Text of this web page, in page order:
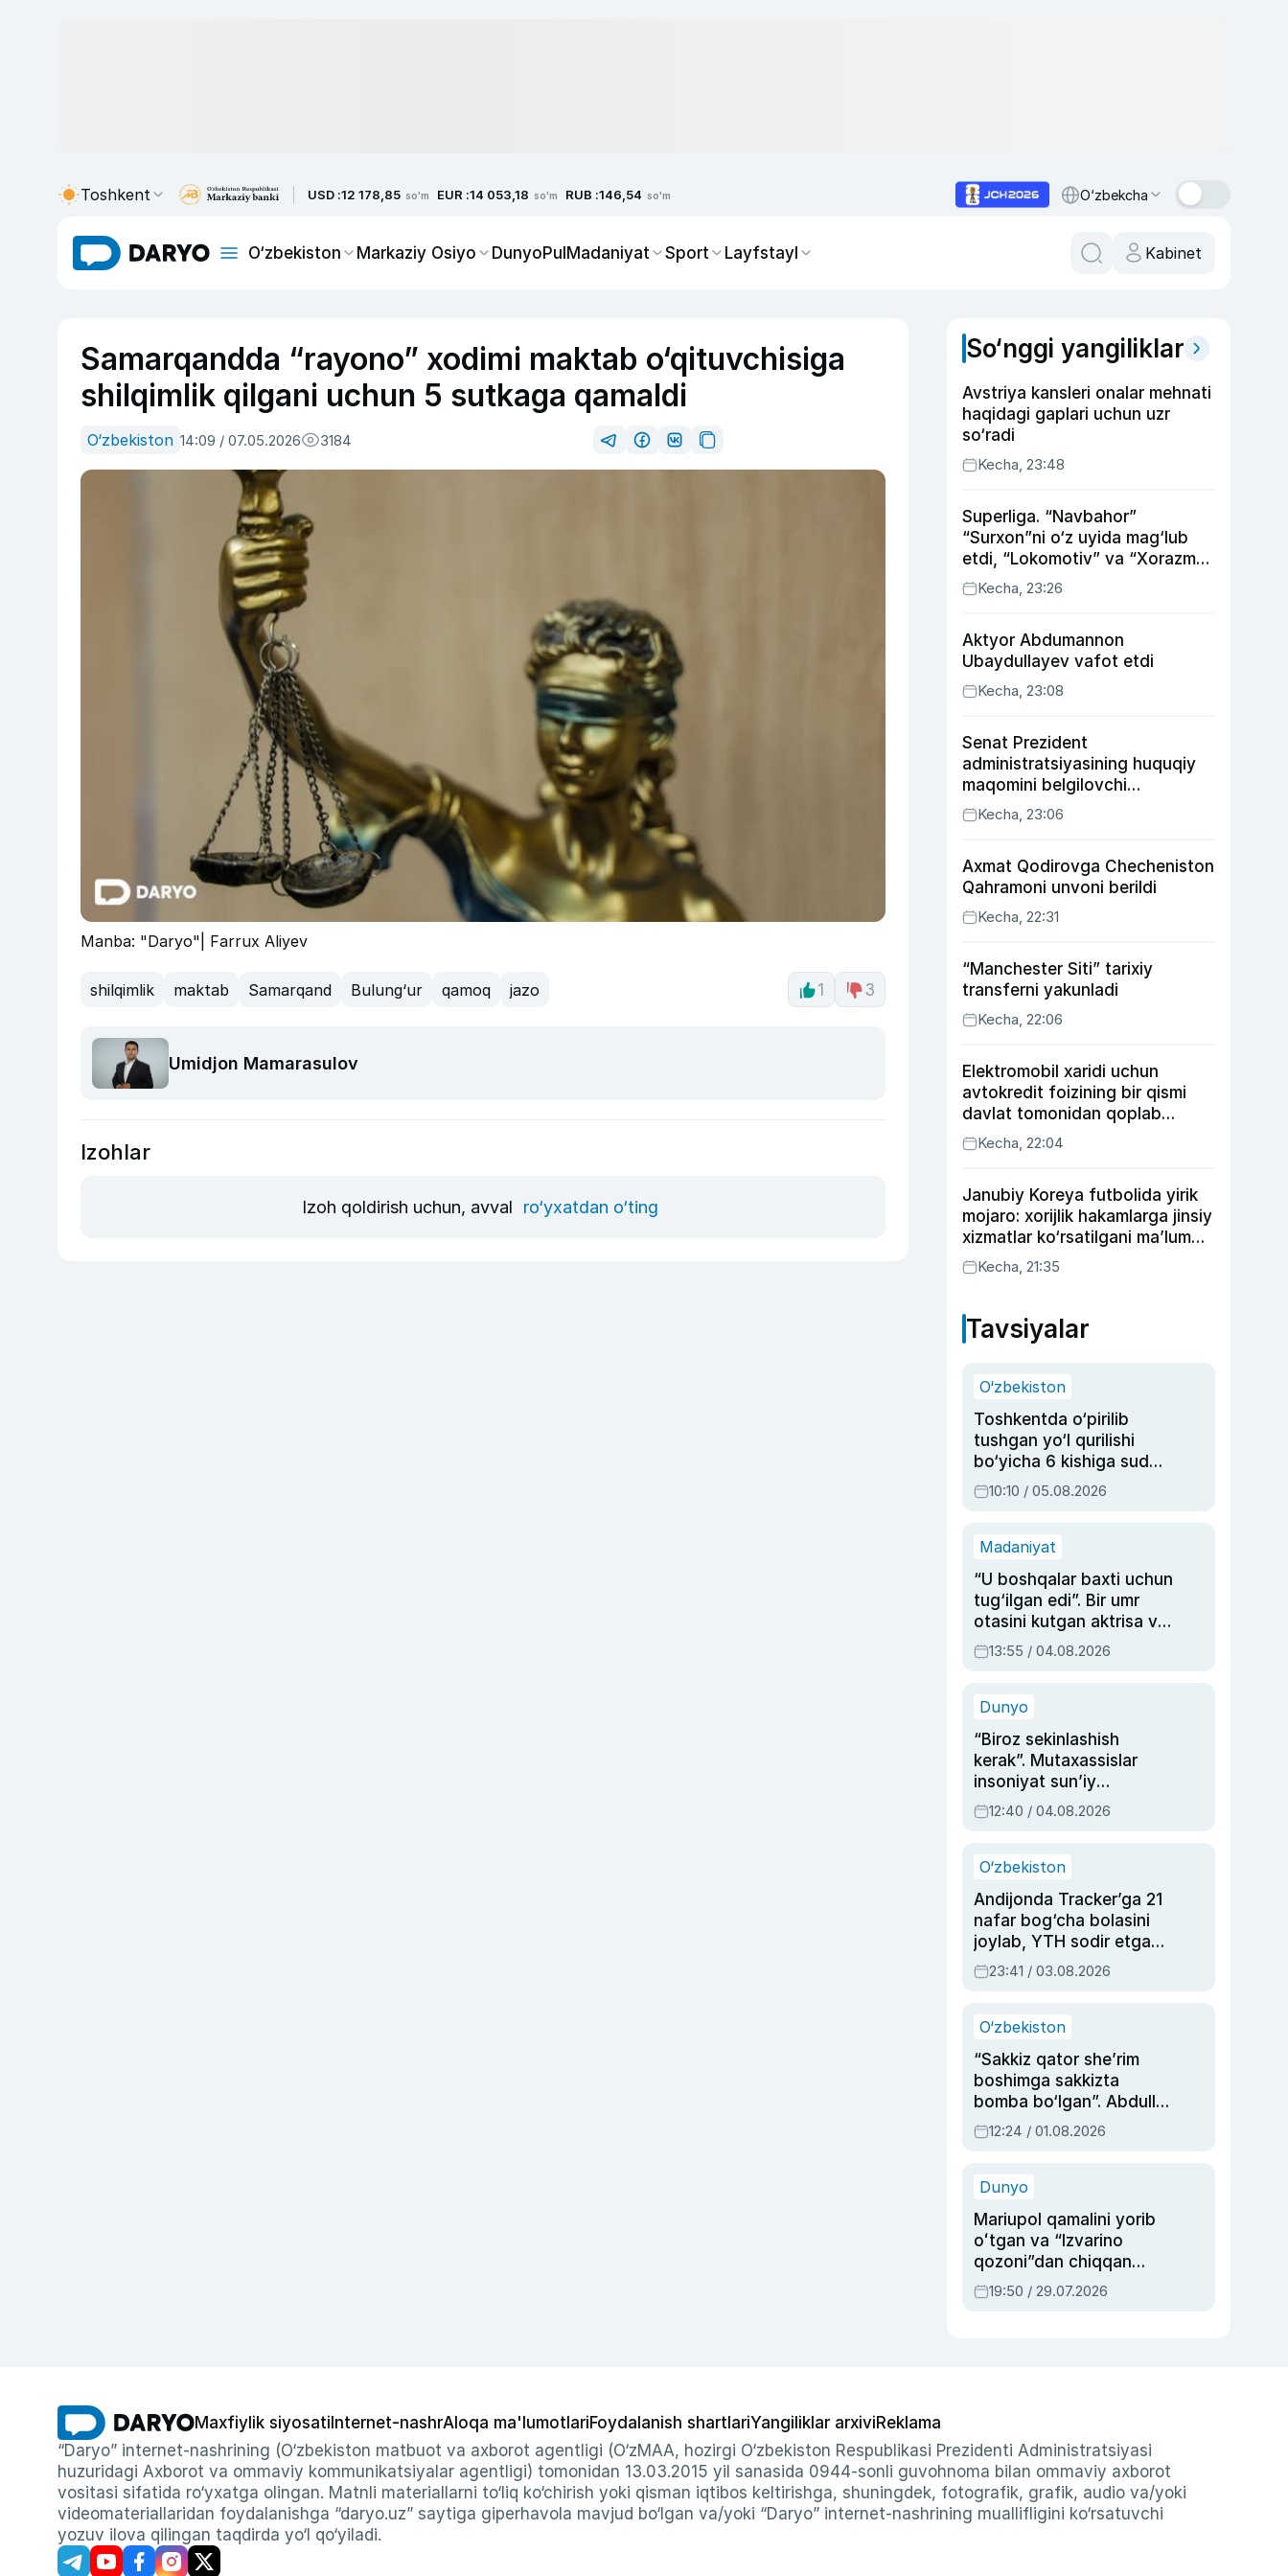
Toshkent USD :12 178,85 so'm EUR :14 053,18 so'm RUB :146,54 so'm O‘zbekcha
O‘zbekiston Markaziy Osiyo DunyoPulMadaniyat Sport Layfstayl Kabinet
Samarqandda “rayono” xodimi maktab o‘qituvchisiga
shilqimlik qilgani uchun 5 sutkaga qamaldi
O‘zbekiston 14:09 / 07.05.2026 3184
Manba: "Daryo"| Farrux Aliyev
shilqimlik maktab Samarqand Bulung‘ur qamoq jazo 1 3
Umidjon Mamarasulov
Izohlar
Izoh qoldirish uchun, avval ro‘yxatdan o‘ting
So‘nggi yangiliklar
Avstriya kansleri onalar mehnati
haqidagi gaplari uchun uzr
so‘radi
Kecha, 23:48
Superliga. “Navbahor”
“Surxon”ni o‘z uyida mag‘lub
etdi, “Lokomotiv” va “Xorazm”
uyda g‘alaba qozondi
Kecha, 23:26
Aktyor Abdu­mannon
Ubaydullayev vafot etdi
Kecha, 23:08
Senat Prezident
administratsiyasining huquqiy
maqomini belgilovchi
konstitutsiyaviy qonunni
ma’qulladi
Kecha, 23:06
Axmat Qodirovga Checheniston
Qahramoni unvoni berildi
Kecha, 22:31
“Manchester Siti” tarixiy
transferni yakunladi
Kecha, 22:06
Elektromobil xaridi uchun
avtokredit foizining bir qismi
davlat tomonidan qoplab
berilishi mumkin
Kecha, 22:04
Janubiy Koreya futbolida yirik
mojaro: xorijlik hakamlarga jinsiy
xizmatlar ko‘rsatilgani ma’lum
qilindi
Kecha, 21:35
Tavsiyalar
O‘zbekiston
Toshkentda o‘pirilib
tushgan yo‘l qurilishi
bo‘yicha 6 kishiga sud
hukmi o‘qildi
10:10 / 05.08.2026
Madaniyat
“U boshqalar baxti uchun
tug‘ilgan edi”. Bir umr
otasini kutgan aktrisa va
dublyaj ustasi Rimma
Ahmedovaning
13:55 / 04.08.2026
Dunyo
“Biroz sekinlashish
kerak”. Mutaxassislar
insoniyat sun’iy
intellektni boshqara
olmay qolishidan xavotir
12:40 / 04.08.2026
O‘zbekiston
Andijonda Tracker’ga 21
nafar bog‘cha bolasini
joylab, YTH sodir etgan
ayolga sud hukmi o‘qildi
23:41 / 03.08.2026
O‘zbekiston
“Sakkiz qator she’rim
boshimga sakkizta
bomba bo‘lgan”. Abdulla
Oripovni siyosiy
ayblovlardan asrab
12:24 / 01.08.2026
Dunyo
Mariupol qamalini yorib
oʻtgan va “Izvarino
qozoni”dan chiqqan
qahramon — Ukraina
armiyasi bosh
19:50 / 29.07.2026
Maxfiylik siyosati Internet-nashrAloqa ma'lumotlariFoydalanish shartlariYangiliklar arxiviReklama
“Daryo” internet-nashrining (O‘zbekiston matbuot va axborot agentligi (O‘zMAA, hozirgi O‘zbekiston Respublikasi Prezidenti Administratsiyasi
huzuridagi Axborot va ommaviy kommunikatsiyalar agentligi) tomonidan 13.03.2015 yil sanasida 0944-sonli guvohnoma bilan ommaviy axborot
vositasi sifatida ro‘yxatga olingan. Matnli materiallarni to‘liq ko‘chirish yoki qisman iqtibos keltirishga, shuningdek, fotografik, grafik, audio va/yoki
videomateriallaridan foydalanishga “daryo.uz” saytiga giperhavola mavjud bo‘lgan va/yoki “Daryo” internet-nashrining muallifligini ko‘rsatuvchi
yozuv ilova qilingan taqdirda yo‘l qo‘yiladi.